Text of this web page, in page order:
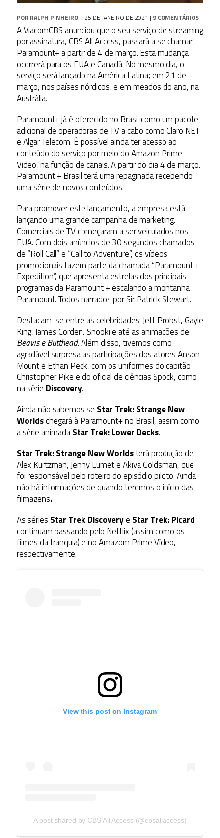
POR RALPH PINHEIRO 25 DE JANEIRO DE 2021 | 9 COMENTÁRIOS
A ViacomCBS anunciou que o seu serviço de streaming
por assinatura, CBS All Access, passará a se chamar
Paramount+ a partir de 4 de março. Esta mudança
ocorrerá para os EUA e Canadá. No mesmo dia, o
serviço será lançado na América Latina; em 21 de
março, nos países nórdicos, e em meados do ano, na
Austrália.
Paramount+ já é oferecido no Brasil como um pacote
adicional de operadoras de TV a cabo como Claro NET
e Algar Telecom. É possível ainda ter acesso ao
conteúdo do serviço por meio do Amazon Prime
Video, na função de canais. A partir do dia 4 de março,
Paramount + Brasil terá uma repaginada recebendo
uma série de novos conteúdos.
Para promover este lançamento, a empresa está
lançando uma grande campanha de marketing.
Comerciais de TV começaram a ser veiculados nos
EUA. Com dois anúncios de 30 segundos chamados
de “Roll Call” e “Call to Adventure”, os vídeos
promocionais fazem parte da chamada “Paramount +
Expedition”, que apresenta estrelas dos principais
programas da Paramount + escalando a montanha
Paramount. Todos narrados por Sir Patrick Stewart.
Destacam-se entre as celebridades: Jeff Probst, Gayle
King, James Corden, Snooki e até as animações de
Beavis e Butthead. Além disso, tivemos como
agradável surpresa as participações dos atores Anson
Mount e Ethan Peck, com os uniformes do capitão
Christopher Pike e do oficial de ciências Spock, como
na série Discovery.
Ainda não sabemos se Star Trek: Strange New
Worldschegará à Paramount+ no Brasil, assim como
a série animadaStar Trek: Lower Decks.
Star Trek: Strange New Worldsterá produção de
Alex Kurtzman, Jenny Lumet e Akiva Goldsman, que
foi responsável pelo roteiro do episódio piloto. Ainda
não há informações de quando teremos o início das
filmagens.
As séries Star Trek Discoverye Star Trek: Picard
continuam passando pelo Netflix (assim como os
filmes da franquia) e no Amazom Prime Vídeo,
respectivamente.
View this post on Instagram
A post shared by CBS All Access (@cbsallaccess)